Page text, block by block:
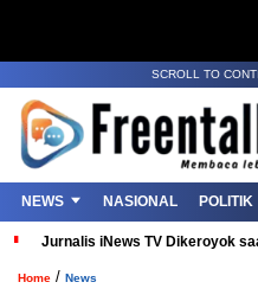
SCROLL TO
NEWS NASIONAL POLITIK
Jurnalis iNews TV Dikeroyok
Home / News